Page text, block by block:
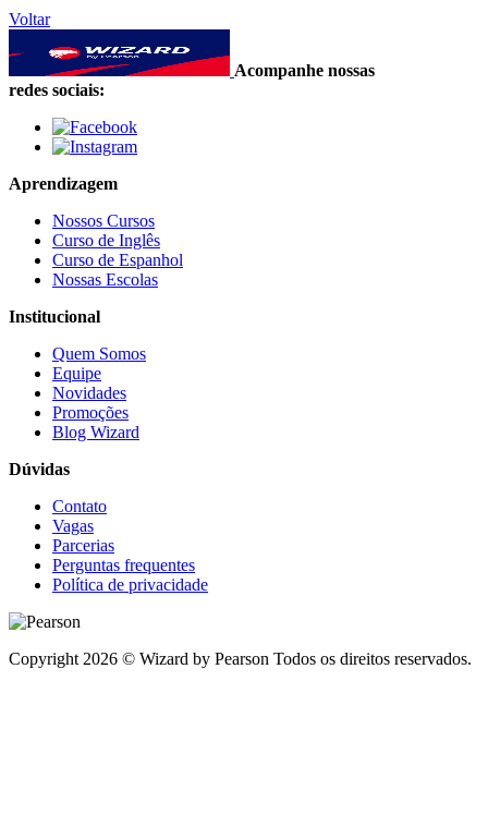
Voltar
Acompanhe nossas
redes sociais:
Aprendizagem
Nossos Cursos
Curso de Inglês
Curso de Espanhol
Nossas Escolas
Institucional
Quem Somos
Equipe
Novidades
Promoções
Blog Wizard
Dúvidas
Contato
Vagas
Parcerias
Perguntas frequentes
Política de privacidade
Copyright 2026 © Wizard by Pearson Todos os direitos reservados.